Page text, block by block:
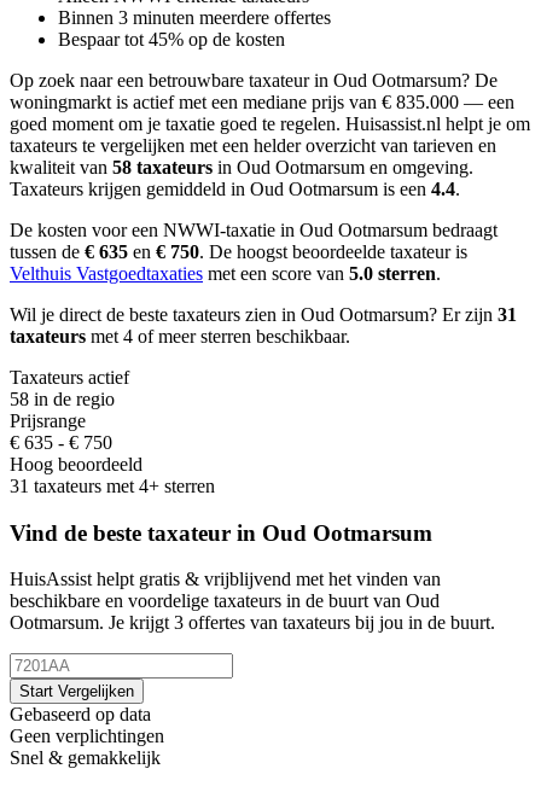
Binnen 3 minuten meerdere offertes
Bespaar tot 45% op de kosten
Op zoek naar een betrouwbare taxateur in Oud Ootmarsum? De
woningmarkt is actief met een mediane prijs van € 835.000 — een
goed moment om je taxatie goed te regelen. Huisassist.nl helpt je om
taxateurs te vergelijken met een helder overzicht van tarieven en
kwaliteit van 58 taxateurs in Oud Ootmarsum en omgeving.
Taxateurs krijgen gemiddeld in Oud Ootmarsum is een 4.4.
De kosten voor een NWWI-taxatie in Oud Ootmarsum bedraagt
tussen de € 635 en € 750. De hoogst beoordeelde taxateur is
Velthuis Vastgoedtaxaties met een score van 5.0 sterren.
Wil je direct de beste taxateurs zien in Oud Ootmarsum? Er zijn 31
taxateurs met 4 of meer sterren beschikbaar.
Taxateurs actief
58 in de regio
Prijsrange
€ 635 - € 750
Hoog beoordeeld
31 taxateurs met 4+ sterren
Vind de beste taxateur in Oud Ootmarsum
HuisAssist helpt gratis & vrijblijvend met het vinden van
beschikbare en voordelige taxateurs in de buurt van Oud
Ootmarsum. Je krijgt 3 offertes van taxateurs bij jou in de buurt.
Start Vergelijken
Gebaseerd op data
Geen verplichtingen
Snel & gemakkelijk